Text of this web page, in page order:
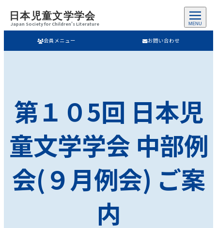
日本児童文学学会
Japan Society for Children's Literature MENU
会員メニュー お問い合わせ
第１０5回 日本児
童文学学会 中部例
会(９月例会) ご案
内